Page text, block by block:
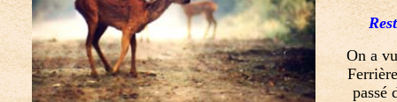
On a
passé